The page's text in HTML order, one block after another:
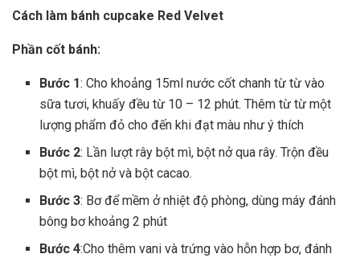
Cách làm bánh cupcake Red Velvet
Phần cốt bánh:
Bước 1: Cho khoảng 15ml nước cốt chanh từ từ vào
sữa tươi, khuấy đều từ 10 – 12 phút. Thêm từ từ một
lượng phẩm đỏ cho đến khi đạt màu như ý thích
Bước 2: Lần lượt rây bột mì, bột nở qua rây. Trộn đều
bột mì, bột nở và bột cacao.
Bước 3: Bơ để mềm ở nhiệt độ phòng, dùng máy đánh
bông bơ khoảng 2 phút
Bước 4:Cho thêm vani và trứng vào hỗn hợp bơ, đánh